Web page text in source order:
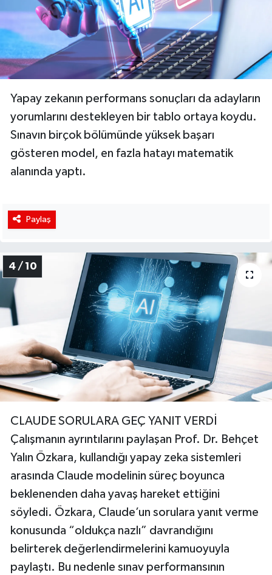
Yapay zekanın performans sonuçları da adayların
yorumlarını destekleyen bir tablo ortaya koydu.
Sınavın birçok bölümünde yüksek başarı
gösteren model, en fazla hatayı matematik
alanında yaptı.
Paylaş
4 / 10
CLAUDE SORULARA GEÇ YANIT VERDİ
Çalışmanın ayrıntılarını paylaşan Prof. Dr. Behçet
Yalın Özkara, kullandığı yapay zeka sistemleri
arasında Claude modelinin süreç boyunca
beklenenden daha yavaş hareket ettiğini
söyledi. Özkara, Claude’un sorulara yanıt verme
konusunda “oldukça nazlı” davrandığını
belirterek değerlendirmelerini kamuoyuyla
paylaştı. Bu nedenle sınav performansının